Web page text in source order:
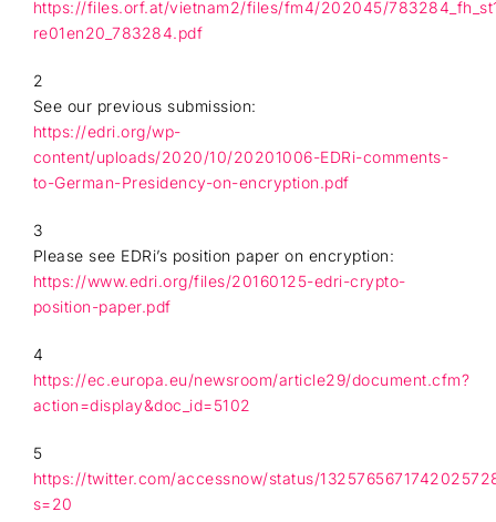
https://files.orf.at/vietnam2/files/fm4/202045/
re01en20_783284.pdf
2
See our previous submission:
https://edri.org/wp-
content/uploads/2020/10/20201006-EDRi-comments-
to-German-Presidency-on-encryption.pdf
3
Please see EDRi’s position paper on encryption:
https://www.edri.org/files/20160125-edri-crypto-
position-paper.pdf
4
https://ec.europa.eu/newsroom/article29/document.cfm?
action=display&doc_id=5102
5
https://twitter.com/accessnow/status/
s=20